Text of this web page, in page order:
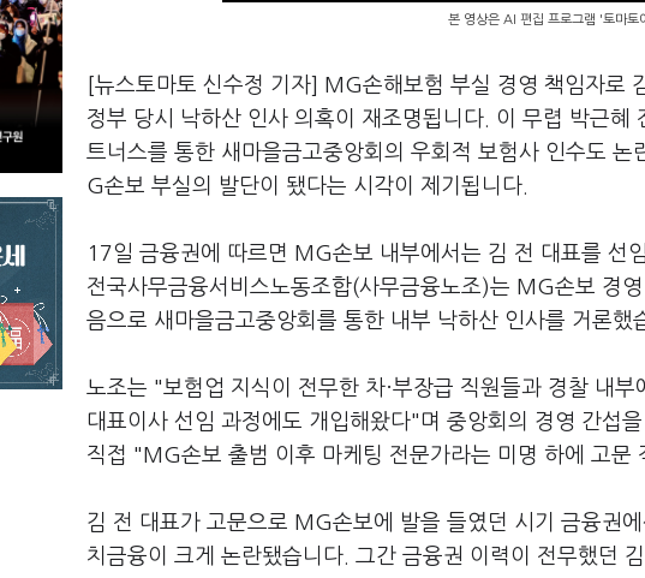
본 영상은 AI 편집 프로그램 '토마토
[뉴스토마토 신수정 기자] MG손해보험 부실 경영 책임자로
정부 당시 낙하산 인사 의혹이 재조명됩니다. 이 무렵 박근
트너스를 통한 새마을금고중앙회의 우회적 보험사 인수도
G손보 부실의 발단이 됐다는 시각이 제기됩니다.
17일 금융권에 따르면 MG손보 내부에서는 김 전 대표를 선
전국사무금융서비스노동조합(사무금융노조)는 MG손보 경
음으로 새마을금고중앙회를 통한 내부 낙하산 인사를 거론했
노조는 "보험업 지식이 전무한 차·부장급 직원들과 경찰 내
대표이사 선임 과정에도 개입해왔다"며 중앙회의 경영 간섭
직접 "MG손보 출범 이후 마케팅 전문가라는 미명 하에 고문
김 전 대표가 고문으로 MG손보에 발을 들였던 시기 금융권
치금융이 크게 논란됐습니다. 그간 금융권 이력이 전무했던